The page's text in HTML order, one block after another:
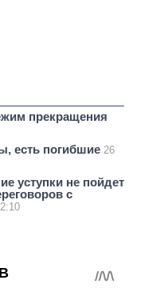
прекращения
есть погибшие 26
уступки не пойдет
с